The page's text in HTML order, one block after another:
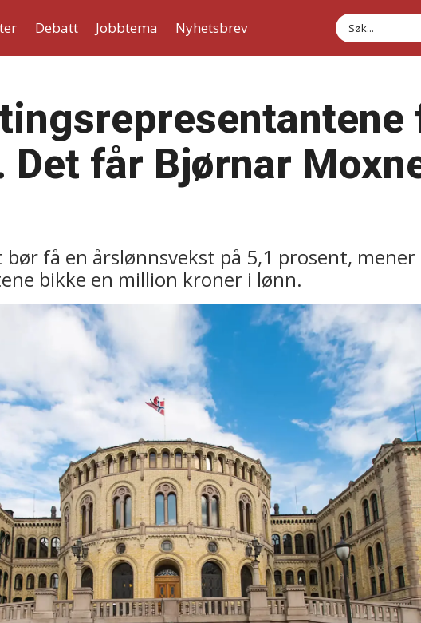
Debatt Jobbtema Nyhetsbrev
Søk
får Bjørnar
få en årslønnsvekst på 5,1 prosent,
bikke en million kroner i lønn.